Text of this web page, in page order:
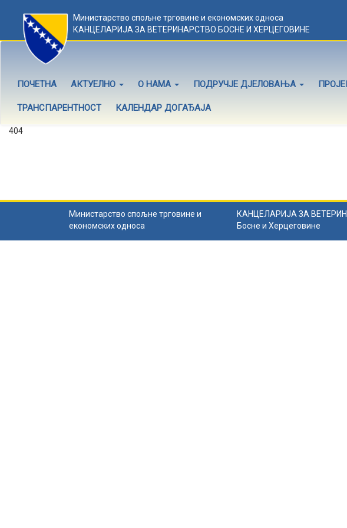
Министарство спољне трговине и економских односа
КАНЦЕЛАРИЈА ЗА ВЕТЕРИНАРСТВО БОСНЕ И ХЕРЦЕГОВИНЕ
ПОЧЕТНА АКТУЕЛНО О НАМА ПОДРУЧЈЕ ДЈЕЛОВАЊА
ТРАНСПАРЕНТНОСТ КАЛЕНДАР ДОГАЂАЈА
404
Министарство спољне трговине и
економских односа
КАНЦЕЛАРИЈА ЗА
Босне и Херцеговине